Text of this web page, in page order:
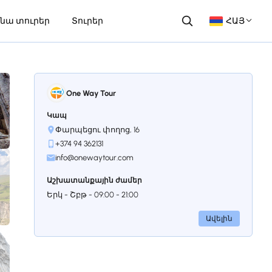
տուրեր Տուրեր ՀԱՅ
One Way Tour
Կապ
Փարպեցու փողոց, 16
+374 94 362131
info@onewaytour.com
Աշխատանքային ժամեր
Երկ - Շբթ - 09:00 - 21:00
Ավելին